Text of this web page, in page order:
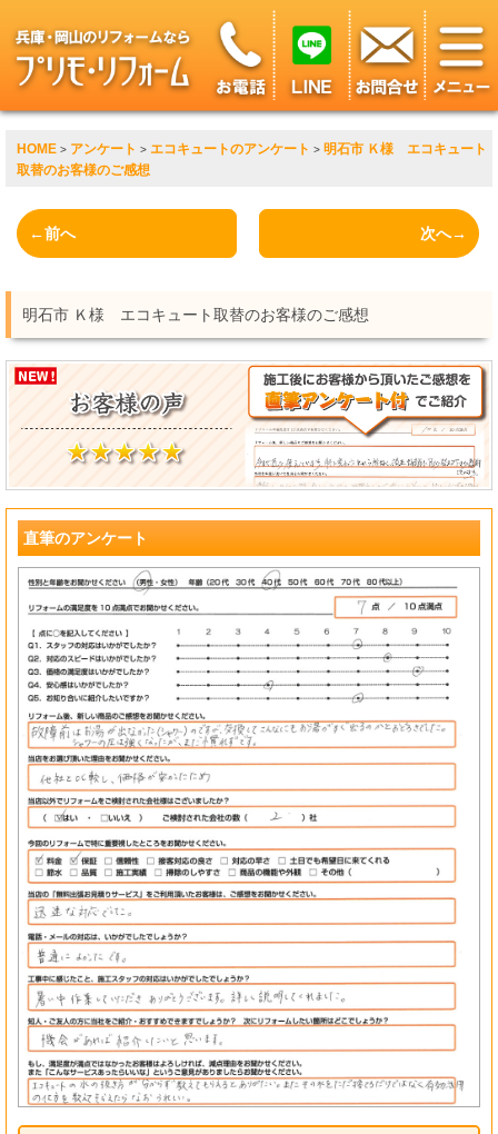
HOME > アンケート > エコキュートのアンケート > 明石市 Ｋ様 エコキュート
取替のお客様のご感想
←前へ 次へ→
明石市 Ｋ様 エコキュート取替のお客様のご感想
直筆のアンケート